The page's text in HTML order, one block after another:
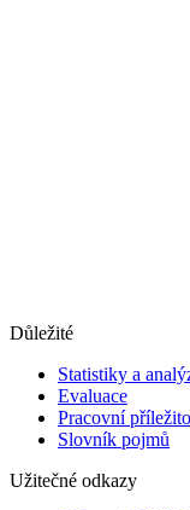
Důležité
Statistiky a
Evaluace
Pracovní
Slovník pojmů
Užitečné odkazy